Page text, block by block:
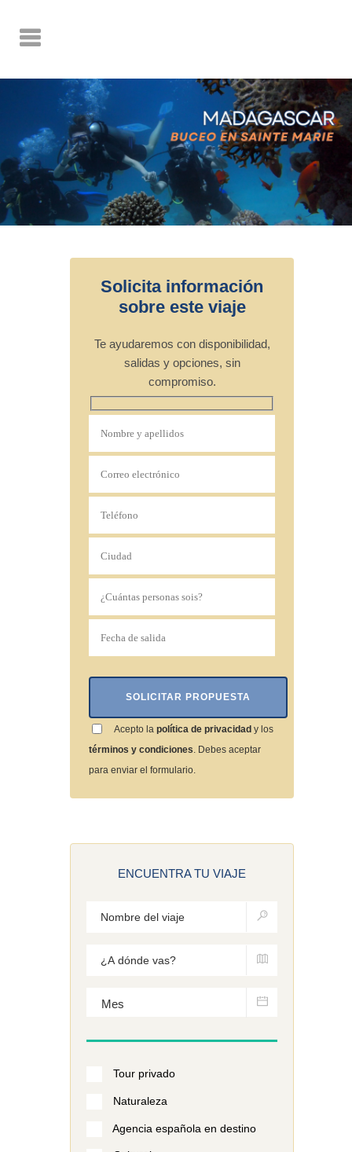
Solicita información
sobre este viaje
Te ayudaremos con disponibilidad,
salidas y opciones, sin
compromiso.
Acepto la política de privacidad y los
términos y condiciones. Debes aceptar
para enviar el formulario.
ENCUENTRA TU VIAJE
Tour privado
Naturaleza
Agencia española en destino